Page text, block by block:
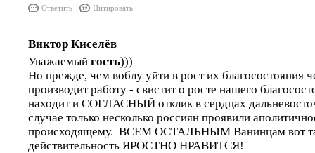
Ответить Цитировать
Виктор Киселёв
Уважаемый гость)))
Но прежде, чем воблу уйти в рост их благосостояния
производит работу - свистит о росте нашего
находит и СОГЛАСНЫЙ отклик в сердцах
случае только несколько россиян проявили
происходящему. ВСЕМ ОСТАЛЬНЫМ Ванинцам вот
действительность ЯРОСТНО НРАВИТСЯ!